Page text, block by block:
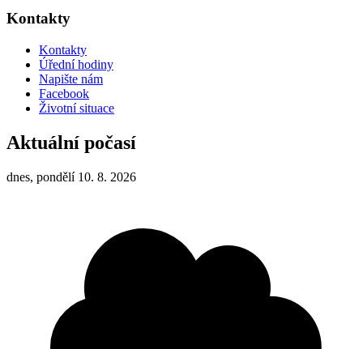
Kontakty
Kontakty
Úřední hodiny
Napište nám
Facebook
Životní situace
Aktuální počasí
dnes, pondělí 10. 8. 2026